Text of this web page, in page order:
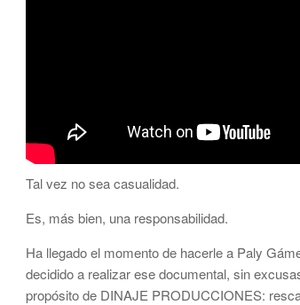
Tal vez no sea casualidad.
Es, más bien, una responsabilidad.
Ha llegado el momento de hacerle a Paly
decidido a realizar ese documental, sin
propósito de DINAJE PRODUCCIONES: